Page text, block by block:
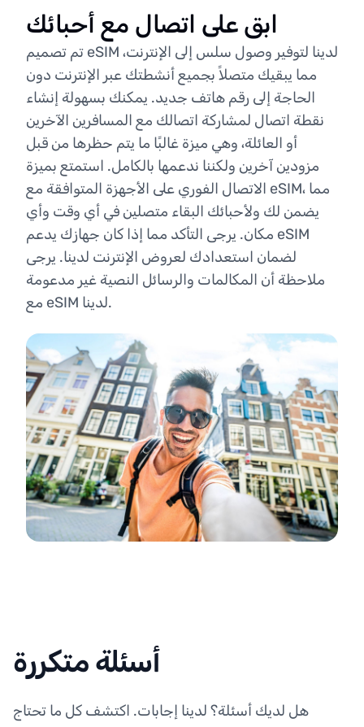
ابق على اتصال مع أحبائك
تم تصميم eSIM لدينا لتوفير وصول سلس إلى الإنترنت،
مما يبقيك متصلاً بجميع أنشطتك عبر الإنترنت دون
الحاجة إلى رقم هاتف جديد. يمكنك بسهولة إنشاء
نقطة اتصال لمشاركة اتصالك مع المسافرين الآخرين
أو العائلة، وهي ميزة غالبًا ما يتم حظرها من قبل
مزودين آخرين ولكننا ندعمها بالكامل. استمتع بميزة
الاتصال الفوري على الأجهزة المتوافقة مع eSIM، مما
يضمن لك ولأحبائك البقاء متصلين في أي وقت وأي
مكان. يرجى التأكد مما إذا كان جهازك يدعم eSIM
لضمان استعدادك لعروض الإنترنت لدينا. يرجى
ملاحظة أن المكالمات والرسائل النصية غير مدعومة
مع eSIM لدينا.
أسئلة متكررة
هل لديك أسئلة؟ لدينا إجابات. اكتشف كل ما تحتاج